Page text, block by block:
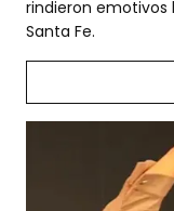
rindieron emotivos
Santa Fe.